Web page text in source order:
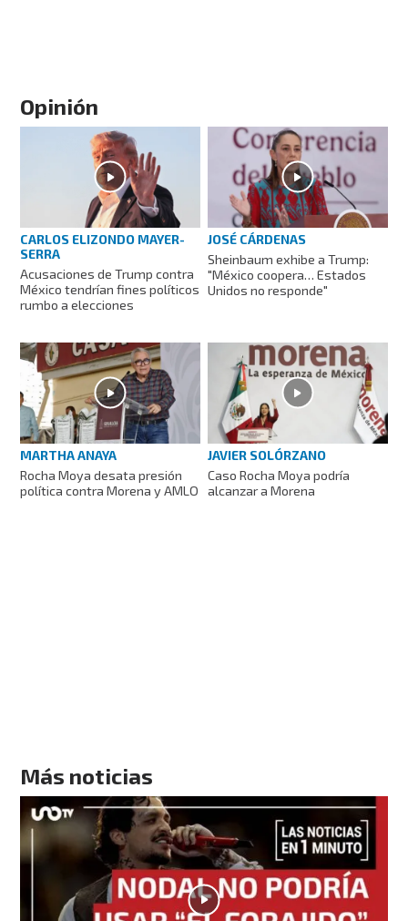
Opinión
CARLOS ELIZONDO MAYER-
SERRA
Acusaciones de Trump contra
México tendrían fines políticos
rumbo a elecciones
JOSÉ CÁRDENAS
Sheinbaum exhibe a Trump:
"México coopera… Estados
Unidos no responde"
MARTHA ANAYA
Rocha Moya desata presión
política contra Morena y AMLO
JAVIER SOLÓRZANO
Caso Rocha Moya podría
alcanzar a Morena
Más noticias